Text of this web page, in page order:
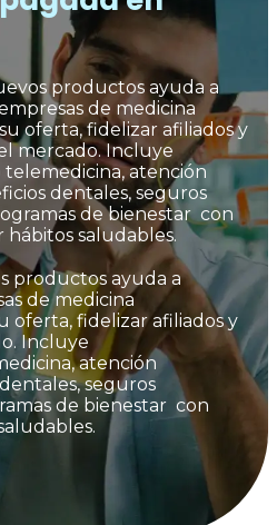
productos ayuda a
de medicina
oferta, fidelizar afiliados y
mercado. Incluye
atención
dentales, seguros
de bienestar con
hábitos saludables.
productos ayuda a
de medicina
oferta, fidelizar afiliados y
Incluye
atención
seguros
de bienestar con